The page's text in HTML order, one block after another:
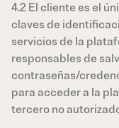
4.2 El cliente es el
claves de
servicios de la
responsables de
contraseñas/
para acceder a la
tercero no